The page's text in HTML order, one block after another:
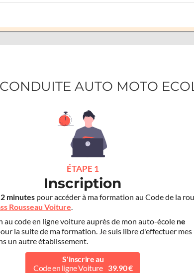
AUTO MOTO
ÉTAPE 1
Inscription
minutes pour accéder à ma formation au Code de la
Rousseau Voiture.
code en ligne voiture auprès de mon auto-école ne
la suite de ma formation. Je suis libre d'effectuer mes
un autre établissement.
S'inscrire au
Code en ligne Voiture
39.90 €